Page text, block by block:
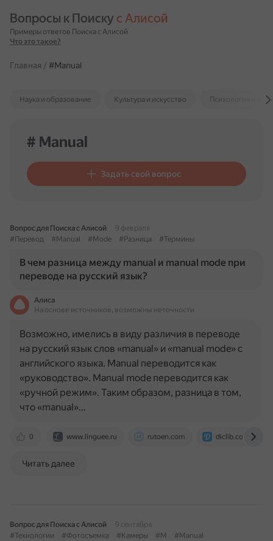
Вопросы к Поиску с Алисой
Примеры ответов Поиска с Алисой
Что это такое?
Главная / #Manual
Наука и образование Культура и искусство Психология и
# Manual
Задать свой вопрос
Вопрос для Поиска с Алисой
9 февраля
#Перевод
#Manual #Mode #Разница #Термины
В чем разница между manual и manual mode при
переводе на русский язык?
Алиса
На основе источников, возможны неточности
0 www.linguee.ru rutoen.com diclib.com
Возможно, имелись в виду различия в переводе
на русский язык слов «manual» и «manual mode» с
английского языка. Manual переводится как
«руководство». Manual mode переводится как
«ручной режим». Таким образом, разница в том,
что «manual»…
Читать далее
Вопрос для Поиска с Алисой
9 сентября
#Технологии
#Фотосъемка #Камеры #M #Manual